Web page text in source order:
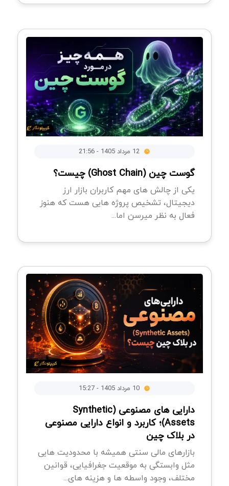
گوست چین (Ghost Chain) چیست؟
یکی از چالش های مهم کاربران بازار ارز
دیجیتال، تشخیص پروژه هایی هست که هنوز
فعال به نظر میرسن اما...
دارایی های مصنوعی (Synthetic
Assets)؛ کاربرد و انواع دارایی مصنوعی
در بلاک چین
بازارهای مالی سنتی همیشه با محدودیت هایی
مثل وابستگی به موقعیت جغرافیایی، قوانین
مختلف، وجود واسطه ها و هزینه های...